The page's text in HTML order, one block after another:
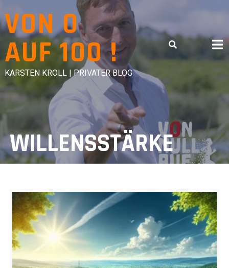
to
content
VON 0
AUF 100 !
KARSTEN KROLL | PRIVATER BLOG
WILLENSSTÄRKE